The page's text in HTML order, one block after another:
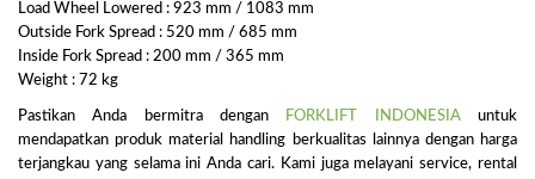
Load Wheel Lowered : 923 mm / 1083 mm
Outside Fork Spread : 520 mm / 685 mm
Inside Fork Spread : 200 mm / 365 mm
Weight : 72 kg
Pastikan Anda bermitra dengan FORKLIFT INDONESIAuntuk
mendapatkan produk material handling berkualitas lainnya dengan harga
terjangkau yang selama ini Anda cari. Kami juga melayani service, rental